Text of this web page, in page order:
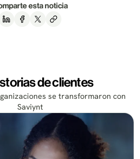
esta noticia
de clientes
se transformaron con
Saviynt